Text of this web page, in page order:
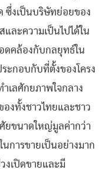
ซึ่งเป็นบริษัทย่อยของ
และความเป็นไปได้ใน
ดคล้องกับกลยุทธ์ใน
ะกอบกับที่ตั้งของโครง
เลศักยภาพใจกลาง
งทั้งชาวไทยและชาว
ยขนาดใหญ่มูลค่ากว่า
การขายเป็นอย่างมาก
งเปิดขายและมี